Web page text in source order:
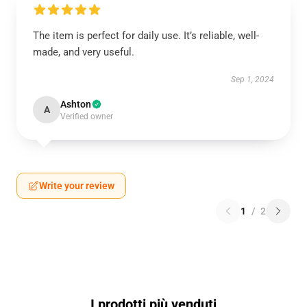
The item is perfect for daily use. It’s reliable, well-
made, and very useful.
Sep 1, 2024
A Ashton
Verified owner
Write your review
1 / 2